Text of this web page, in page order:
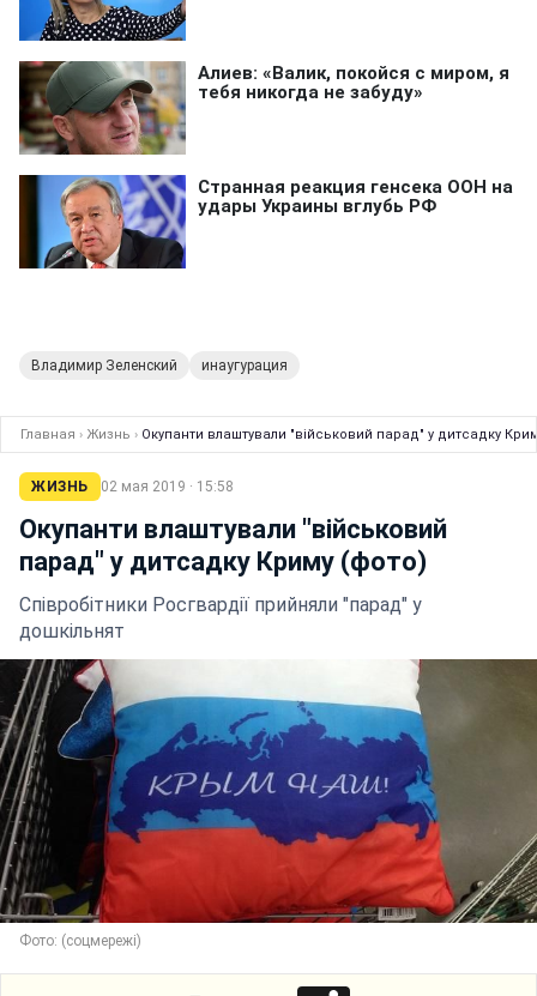
Владимир Зеленский инаугурация
Главная › Жизнь › Окупанти влаштували "військовий парад" у дитсадку
ЖИЗНЬ 02 мая 2019 · 15:58
Окупанти влаштували "військовий
парад" у дитсадку Криму (фото)
Співробітники Росгвардії прийняли "парад" у
дошкільнят
Фото: (соцмережі)